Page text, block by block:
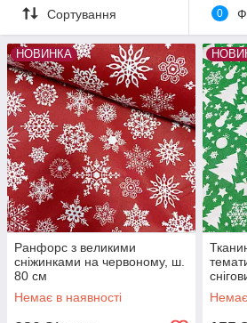
червоний, сірий, синій, зелений.
каталозі новорічних тканин
тому їх дуже зручно комбінувати між
Відрізаємо новорічні тканини в
також є лоскути 40х50 см. що дуже
рукоділля.
Сортування 0
НОВИНКА
Ранфорс з великими
сніжинками на червоному, ш.
80 см
Немає в наявності
160 см
Немає